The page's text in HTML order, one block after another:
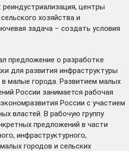
центры
хозяйства и
задача – создать условия
предложение о разработке
для развития инфраструктуры
в малые города. Развитием малых
России занимается рабочая
России с участием
властей. В рабочую группу
предложений в части
инфраструктурного,
городов и сельских